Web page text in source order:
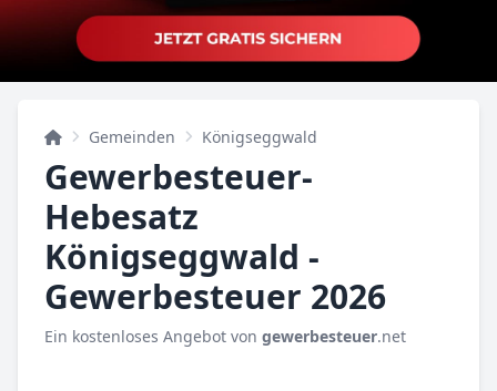
Gemeinden Königseggwald
Gewerbesteuer-
Hebesatz
Königseggwald -
Gewerbesteuer 2026
Ein kostenloses Angebot von gewerbesteuer.net